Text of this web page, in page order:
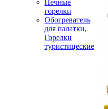
Печные
горелки
Обогреватель
для палатки,
Горелки
туристицеские